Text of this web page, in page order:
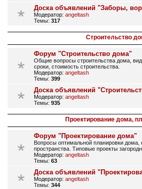
Доска объявлений "Заборы,
Модератор: angeltash
Темы: 317
Строительство
Форум "Строительство дома"
Общие вопросы строительства дома,
сроки, стоимость строительства.
Модератор: angeltash
Темы: 399
Доска объявлений
Модератор: angeltash
Темы: 935
Проектирование дома,
Форум "Проектирование дома"
Вопросы оптимальной планировки дома,
пространства. Типовые проекты
Модератор: angeltash
Темы: 63
Доска объявлений
Модератор: angeltash
Темы: 344